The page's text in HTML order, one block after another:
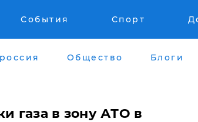
События Спорт
россия Общество Блоги
газа в зону АТО в